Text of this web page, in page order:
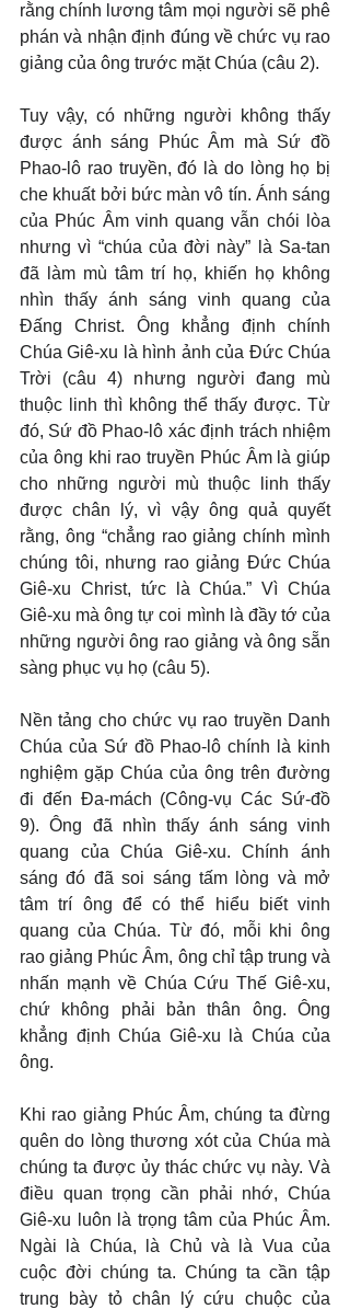
rằng chính lương tâm mọi người sẽ phê
phán và nhận định đúng về chức vụ rao
giảng của ông trước mặt Chúa (câu 2).
Tuy vậy, có những người không thấy
được ánh sáng Phúc Âm mà Sứ đồ
Phao-lô rao truyền, đó là do lòng họ bị
che khuất bởi bức màn vô tín. Ánh sáng
của Phúc Âm vinh quang vẫn chói lòa
nhưng vì “chúa của đời này” là Sa-tan
đã làm mù tâm trí họ, khiến họ không
nhìn thấy ánh sáng vinh quang của
Đấng Christ. Ông khẳng định chính
Chúa Giê-xu là hình ảnh của Đức Chúa
Trời (câu 4) nhưng người đang mù
thuộc linh thì không thể thấy được. Từ
đó, Sứ đồ Phao-lô xác định trách nhiệm
của ông khi rao truyền Phúc Âm là giúp
cho những người mù thuộc linh thấy
được chân lý, vì vậy ông quả quyết
rằng, ông “chẳng rao giảng chính mình
chúng tôi, nhưng rao giảng Đức Chúa
Giê-xu Christ, tức là Chúa.” Vì Chúa
Giê-xu mà ông tự coi mình là đầy tớ của
những người ông rao giảng và ông sẵn
sàng phục vụ họ (câu 5).
Nền tảng cho chức vụ rao truyền Danh
Chúa của Sứ đồ Phao-lô chính là kinh
nghiệm gặp Chúa của ông trên đường
đi đến Đa-mách (Công-vụ Các Sứ-đồ
9). Ông đã nhìn thấy ánh sáng vinh
quang của Chúa Giê-xu. Chính ánh
sáng đó đã soi sáng tấm lòng và mở
tâm trí ông để có thể hiểu biết vinh
quang của Chúa. Từ đó, mỗi khi ông
rao giảng Phúc Âm, ông chỉ tập trung và
nhấn mạnh về Chúa Cứu Thế Giê-xu,
chứ không phải bản thân ông. Ông
khẳng định Chúa Giê-xu là Chúa của
ông.
Khi rao giảng Phúc Âm, chúng ta đừng
quên do lòng thương xót của Chúa mà
chúng ta được ủy thác chức vụ này. Và
điều quan trọng cần phải nhớ, Chúa
Giê-xu luôn là trọng tâm của Phúc Âm.
Ngài là Chúa, là Chủ và là Vua của
cuộc đời chúng ta. Chúng ta cần tập
trung bày tỏ chân lý cứu chuộc của